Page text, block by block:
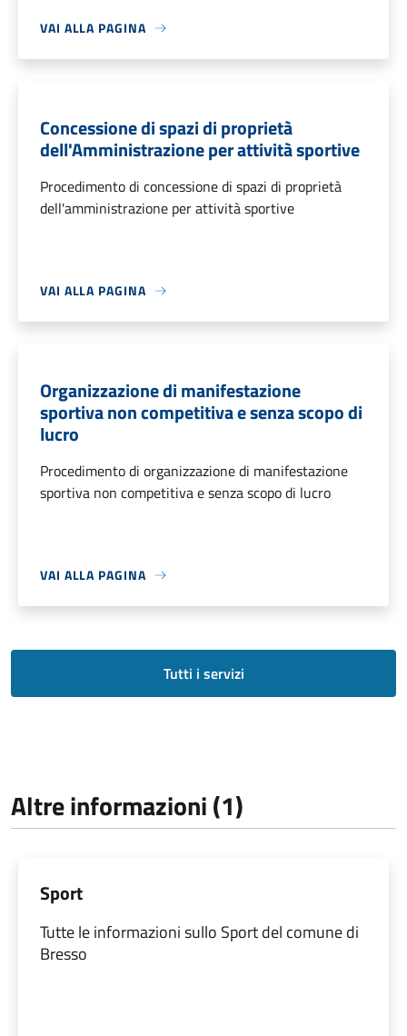
VAI ALLA PAGINA
Concessione di spazi di proprietà
dell'Amministrazione per attività sportive
Procedimento di concessione di spazi di proprietà
dell'amministrazione per attività sportive
VAI ALLA PAGINA
Organizzazione di manifestazione
sportiva non competitiva e senza scopo di
lucro
Procedimento di organizzazione di manifestazione
sportiva non competitiva e senza scopo di lucro
VAI ALLA PAGINA
Tutti i servizi
Altre informazioni (1)
Sport
Tutte le informazioni sullo Sport del comune di
Bresso